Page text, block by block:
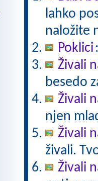
lahko
naložite
Poklici
Živali
besedo
Živali
njen
Živali
živali.
Živali